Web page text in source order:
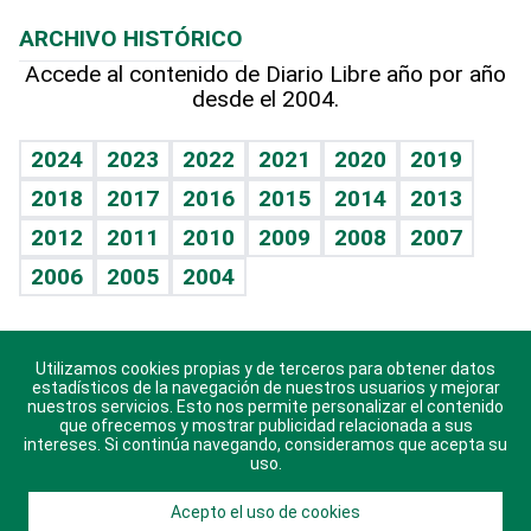
Hablando con el pediatra
Vida y familia
Eñe
Celebrando la vida
Sin complejos
En pocas palabras
Escuchando al corazón
Economía Personal
Línea de hit
TBT Deportivo
Más firmas
Hecho en casa
Guía del dinero
Cumpleaños
Horóscopos
Crucigramas
ARCHIVO HISTÓRICO
Accede al contenido de Diario Libre año por año
desde el 2004.
2024 2023 2022 2021 2020
2019
2018
2017 2016 2015 2014
2013
2012
2011 2010 2009 2008
2007
2006
2005 2004
Descarga nuestras aplicaciones para Android, iOS y
sistema Huawei.
Utilizamos cookies propias y de terceros para obtener datos
estadísticos de la navegación de nuestros usuarios y mejorar
nuestros servicios. Esto nos permite personalizar el contenido
que ofrecemos y mostrar publicidad relacionada a sus
intereses. Si continúa navegando, consideramos que acepta su
uso.
Acepto el uso de cookies